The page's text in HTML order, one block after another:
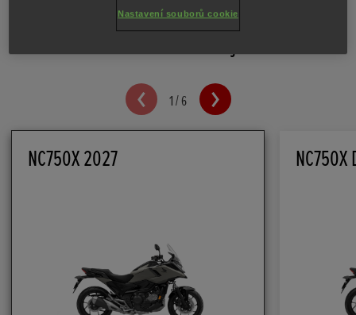
Technické údaje
1/6
NC750X 2027 NC750X
Nastavení souborů cookie